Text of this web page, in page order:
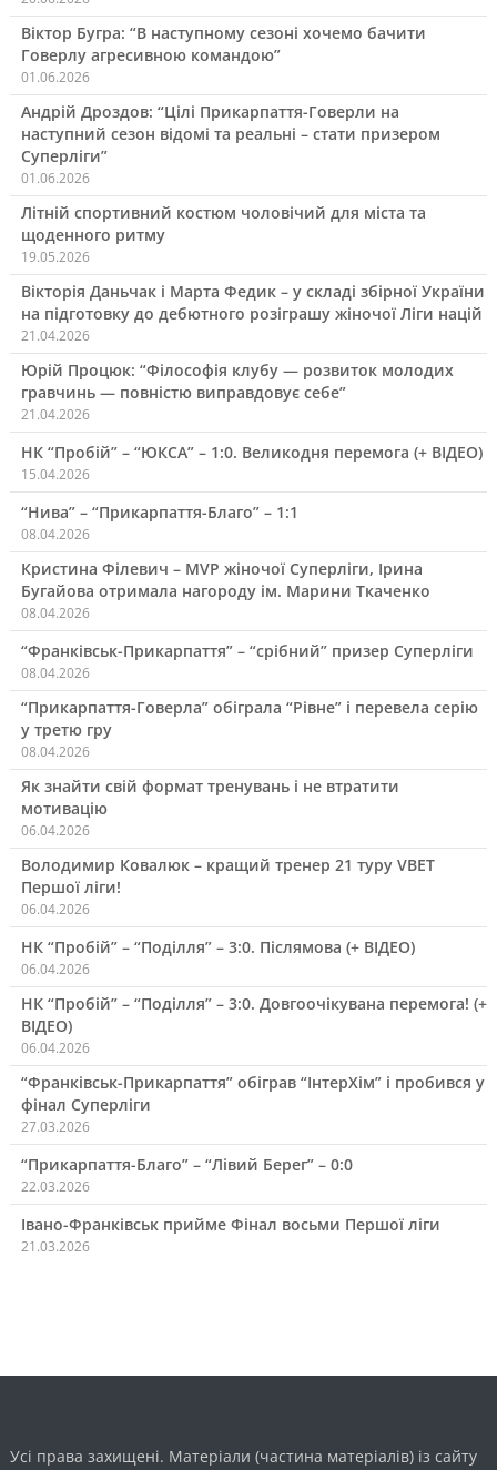
Віктор Бугра: “В наступному сезоні хочемо бачити
Говерлу агресивною командою”
01.06.2026
Андрій Дроздов: “Цілі Прикарпаття-Говерли на
наступний сезон відомі та реальні – стати призером
Суперліги”
01.06.2026
Літній спортивний костюм чоловічий для міста та
щоденного ритму
19.05.2026
Вікторія Даньчак і Марта Федик – у складі збірної України
на підготовку до дебютного розіграшу жіночої Ліги націй
21.04.2026
Юрій Процюк: “Філософія клубу — розвиток молодих
гравчинь — повністю виправдовує себе”
21.04.2026
НК “Пробій” – “ЮКСА” – 1:0. Великодня перемога (+ ВІДЕО)
15.04.2026
“Нива” – “Прикарпаття-Благо” – 1:1
08.04.2026
Кристина Філевич – MVP жіночої Суперліги, Ірина
Бугайова отримала нагороду ім. Марини Ткаченко
08.04.2026
“Франківськ-Прикарпаття” – “срібний” призер Суперліги
08.04.2026
“Прикарпаття-Говерла” обіграла “Рівне” і перевела серію
у третю гру
08.04.2026
Як знайти свій формат тренувань і не втратити
мотивацію
06.04.2026
Володимир Ковалюк – кращий тренер 21 туру VBET
Першої ліги!
06.04.2026
НК “Пробій” – “Поділля” – 3:0. Післямова (+ ВІДЕО)
06.04.2026
НК “Пробій” – “Поділля” – 3:0. Довгоочікувана перемога! (+
ВІДЕО)
06.04.2026
“Франківськ-Прикарпаття” обіграв “ІнтерХім” і пробився у
фінал Суперліги
27.03.2026
“Прикарпаття-Благо” – “Лівий Берег” – 0:0
22.03.2026
Івано-Франківськ прийме Фінал восьми Першої ліги
21.03.2026
Усі права захищені. Матеріали (частина матеріалів) із сайту